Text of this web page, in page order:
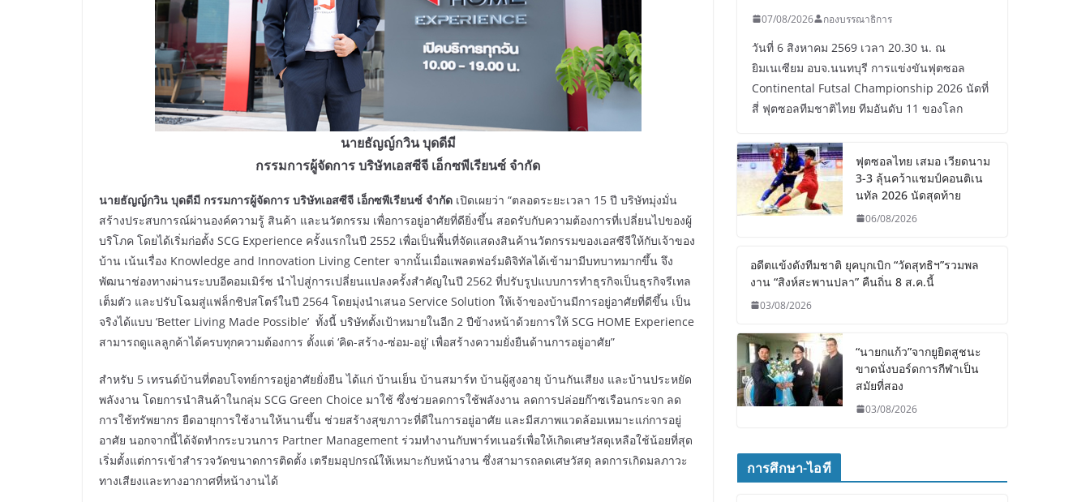
นายธัญญ์กวิน บุดดีมี
กรรมการผู้จัดการ บริษัทเอสซีจี เอ็กซพีเรียนซ์ จำกัด
นายธัญญ์กวิน บุดดีมี กรรมการผู้จัดการ บริษัทเอสซีจี เอ็กซพีเรียนซ์ จำกัด เปิดเผยว่า “ตลอดระยะเวลา 15 ปี บริษัทมุ่งมั่น
สร้างประสบการณ์ผ่านองค์ความรู้ สินค้า และนวัตกรรม เพื่อการอยู่อาศัยที่ดียิ่งขึ้น สอดรับกับความต้องการที่เปลี่ยนไปของผู้
บริโภค โดยได้เริ่มก่อตั้ง SCG Experience ครั้งแรกในปี 2552 เพื่อเป็นพื้นที่จัดแสดงสินค้านวัตกรรมของเอสซีจีให้กับเจ้าของ
บ้าน เน้นเรื่อง Knowledge and Innovation Living Center จากนั้นเมื่อแพลตฟอร์มดิจิทัลได้เข้ามามีบทบาทมากขึ้น จึง
พัฒนาช่องทางผ่านระบบอีคอมเมิร์ซ นำไปสู่การเปลี่ยนแปลงครั้งสำคัญในปี 2562 ที่ปรับรูปแบบการทำธุรกิจเป็นธุรกิจรีเทล
เต็มตัว และปรับโฉมสู่แฟล็กชิปสโตร์ในปี 2564 โดยมุ่งนำเสนอ Service Solution ให้เจ้าของบ้านมีการอยู่อาศัยที่ดีขึ้น เป็น
จริงได้แบบ ‘Better Living Made Possible’ ทั้งนี้ บริษัทตั้งเป้าหมายในอีก 2 ปีข้างหน้าด้วยการให้ SCG HOME Experience
สามารถดูแลลูกค้าได้ครบทุกความต้องการ ตั้งแต่ ‘คิด-สร้าง-ซ่อม-อยู่’ เพื่อสร้างความยั่งยืนด้านการอยู่อาศัย”
สำหรับ 5 เทรนด์บ้านที่ตอบโจทย์การอยู่อาศัยยั่งยืน ได้แก่ บ้านเย็น บ้านสมาร์ท บ้านผู้สูงอายุ บ้านกันเสียง และบ้านประหยัด
พลังงาน โดยการนำสินค้าในกลุ่ม SCG Green Choice มาใช้ ซึ่งช่วยลดการใช้พลังงาน ลดการปล่อยก๊าซเรือนกระจก ลด
การใช้ทรัพยากร ยืดอายุการใช้งานให้นานขึ้น ช่วยสร้างสุขภาวะที่ดีในการอยู่อาศัย และมีสภาพแวดล้อมเหมาะแก่การอยู่
อาศัย นอกจากนี้ได้จัดทำกระบวนการ Partner Management ร่วมทำงานกับพาร์ทเนอร์เพื่อให้เกิดเศษวัสดุเหลือใช้น้อยที่สุด
เริ่มตั้งแต่การเข้าสำรวจวัดขนาดการติดตั้ง เตรียมอุปกรณ์ให้เหมาะกับหน้างาน ซึ่งสามารถลดเศษวัสดุ ลดการเกิดมลภาวะ
ทางเสียงและทางอากาศที่หน้างานได้
07/08/2026 กองบรรณาธิการ
วันที่ 6 สิงหาคม 2569 เวลา 20.30 น. ณ
ยิมเนเซียม อบจ.นนทบุรี การแข่งขันฟุตซอล
Continental Futsal Championship 2026 นัดที่
สี่ ฟุตซอลทีมชาติไทย ทีมอันดับ 11 ของโลก
ฟุตซอลไทย เสมอ เวียดนาม
3-3 ลุ้นคว้าแชมป์คอนติเน
นทัล 2026 นัดสุดท้าย
06/08/2026
อดีตแข้งดังทีมชาติ ยุคบุกเบิก “วัดสุทธิฯ”รวมพล
งาน “สิงห์สะพานปลา” คืนถิ่น 8 ส.ค.นี้
03/08/2026
“นายกแก้ว”จากยูยิตสูชนะ
ขาดนั่งบอร์ดการกีฬาเป็น
สมัยที่สอง
03/08/2026
การศึกษา-ไอที